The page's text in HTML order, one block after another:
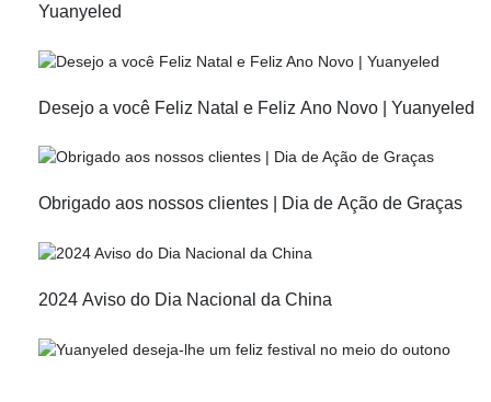
desejando a você todas as alegrias do Natal e um ano repleto de
E o dever da Yuanyeled é oferecer a você nossos melhores
seja próspero e repleto de colheitas para ambos! Por fim, mas
dias, sinta-se à vontade para entrar em contato conosco.
A Shenzhen Yuanyeled Co., Ltd. é uma fábrica profissional de
produção de iluminação LED, fundada em 2011 em Shenzhen,
China, com mais de 10 anos de experiência no setor. Possuímos
grande capacidade de fabricação de moldes e design de
luminárias personalizadas, estando disponíveis para produção
sob encomenda OEM/ODM. Nosso compromisso sempre foi
fornecer produtos de iluminação LED de alta qualidade e
contribuir para a criação de fontes de luz sustentáveis. A fábrica é
Yuanyeled
Desejo a você Feliz Natal e Feliz Ano Novo | Yuanyeled
Obrigado aos nossos clientes | Dia de Ação de Graças
2024 Aviso do Dia Nacional da China